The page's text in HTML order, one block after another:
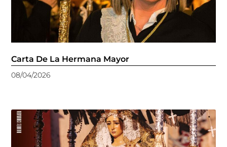
Carta De La Hermana Mayor
08/04/2026